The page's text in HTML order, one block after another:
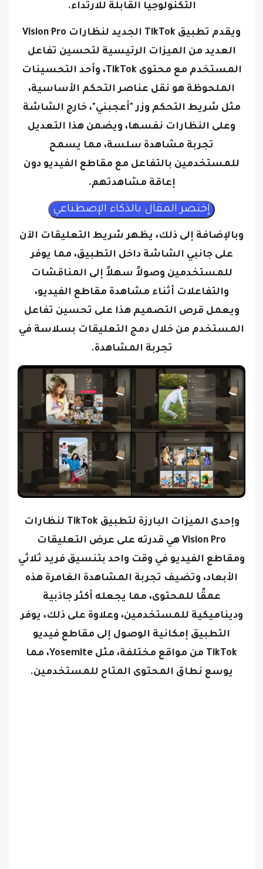
التكنولوجيا القابلة للارتداء.
ويقدم تطبيق TikTok الجديد لنظارات Vision Pro
العديد من الميزات الرئيسية لتحسين تفاعل
المستخدم مع محتوى TikTok، وأحد التحسينات
الملحوظة هو نقل عناصر التحكم الأساسية،
مثل شريط التحكم وزر "أعجبني"، خارج الشاشة
وعلى النظارات نفسها، ويضمن هذا التعديل
تجربة مشاهدة سلسة، مما يسمح
للمستخدمين بالتفاعل مع مقاطع الفيديو دون
إعاقة مشاهدتهم.
وبالإضافة إلى ذلك، يظهر شريط التعليقات الآن
على جانبي الشاشة داخل التطبيق، مما يوفر
للمستخدمين وصولاً سهلاً إلى المناقشات
والتفاعلات أثناء مشاهدة مقاطع الفيديو،
ويعمل قرص التصميم هذا على تحسين تفاعل
المستخدم من خلال دمج التعليقات بسلاسة في
تجربة المشاهدة.
وإحدى الميزات البارزة لتطبيق TikTok لنظارات
Vision Pro هي قدرته على عرض التعليقات
ومقاطع الفيديو في وقت واحد بتنسيق فريد ثلاثي
الأبعاد، وتضيف تجربة المشاهدة الغامرة هذه
عمقًا للمحتوى، مما يجعله أكثر جاذبية
وديناميكية للمستخدمين، وعلاوة على ذلك، يوفر
التطبيق إمكانية الوصول إلى مقاطع فيديو
TikTok من مواقع مختلفة، مثل Yosemite، مما
يوسع نطاق المحتوى المتاح للمستخدمين.